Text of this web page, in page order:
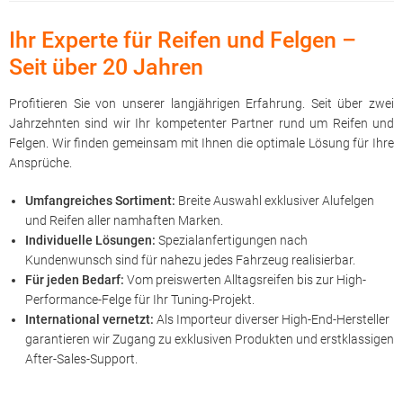
Ihr Experte für Reifen und Felgen –
Seit über 20 Jahren
Profitieren Sie von unserer langjährigen Erfahrung. Seit über zwei
Jahrzehnten sind wir Ihr kompetenter Partner rund um Reifen und
Felgen. Wir finden gemeinsam mit Ihnen die optimale Lösung für Ihre
Ansprüche.
Umfangreiches Sortiment: Breite Auswahl exklusiver Alufelgen
und Reifen aller namhaften Marken.
Individuelle Lösungen: Spezialanfertigungen nach
Kundenwunsch sind für nahezu jedes Fahrzeug realisierbar.
Für jeden Bedarf: Vom preiswerten Alltagsreifen bis zur High-
Performance-Felge für Ihr Tuning-Projekt.
International vernetzt: Als Importeur diverser High-End-Hersteller
garantieren wir Zugang zu exklusiven Produkten und erstklassigen
After-Sales-Support.